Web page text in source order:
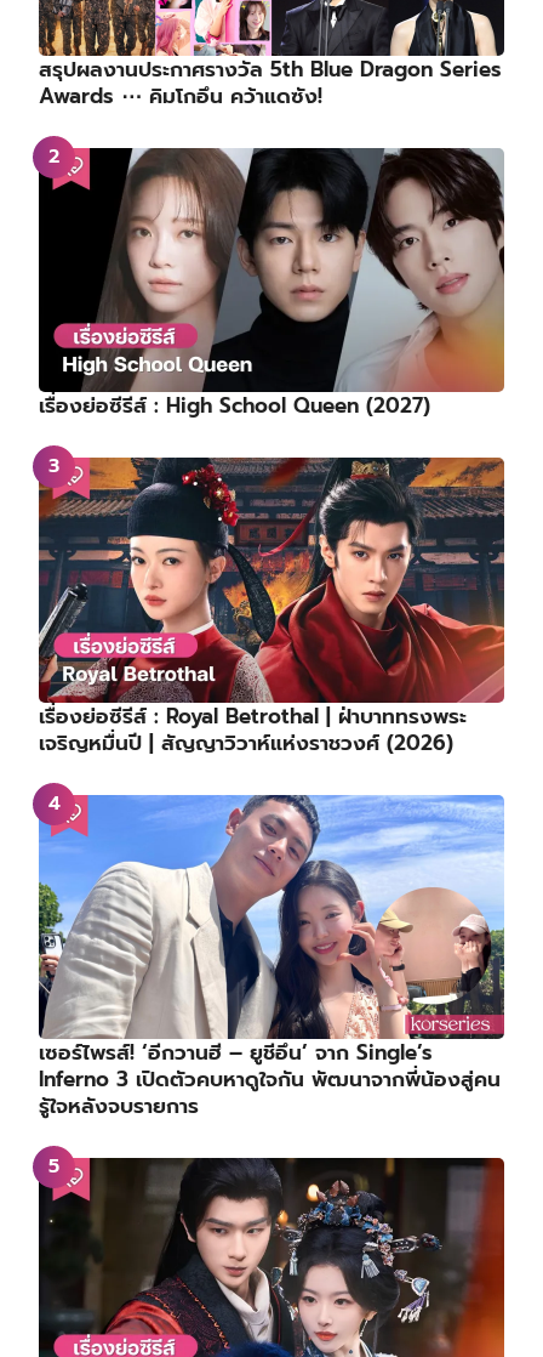
สรุปผลงานประกาศรางวัล 5th Blue Dragon Series
Awards ⋯ คิมโกอึน คว้าแดซัง!
เรื่องย่อซีรีส์ : High School Queen (2027)
เรื่องย่อซีรีส์ : Royal Betrothal | ฝ่าบาททรงพระ
เจริญหมื่นปี | สัญญาวิวาห์แห่งราชวงศ์ (2026)
เซอร์ไพรส์! ‘อีกวานฮี – ยูชีอึน’ จาก Single’s
Inferno 3 เปิดตัวคบหาดูใจกัน พัฒนาจากพี่น้องสู่คน
รู้ใจหลังจบรายการ